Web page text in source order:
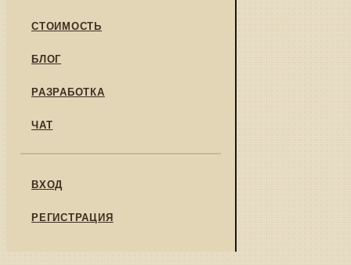
СТОИМОСТЬ
БЛОГ
РАЗРАБОТКА
ЧАТ
ВХОД
РЕГИСТРАЦИЯ